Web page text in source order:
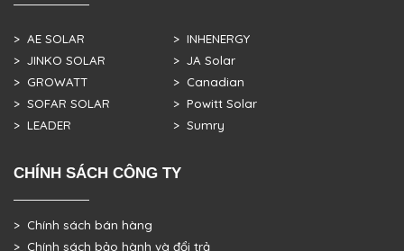
> AE SOLAR
> JINKO SOLAR
> GROWATT
> SOFAR SOLAR
> LEADER
> INHENERGY
> JA Solar
> Canadian
> Powitt Solar
> Sumry
CHÍNH SÁCH CÔNG TY
> Chính sách bán hàng
> Chính sách bảo hành và đổi trả